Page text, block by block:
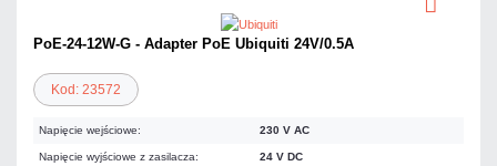
PoE-24-12W-G - Adapter PoE Ubiquiti 24V/0.5A
Kod: 23572
Napięcie wejściowe: 230 V AC
Napięcie wyjściowe z zasilacza: 24 V DC